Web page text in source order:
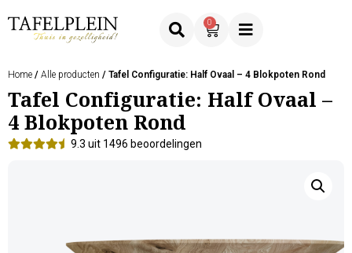
0
Home / Alle producten / Tafel Configuratie: Half Ovaal – 4 Blokpoten Rond
Tafel Configuratie: Half Ovaal –
4 Blokpoten Rond
9.3 uit 1496 beoordelingen